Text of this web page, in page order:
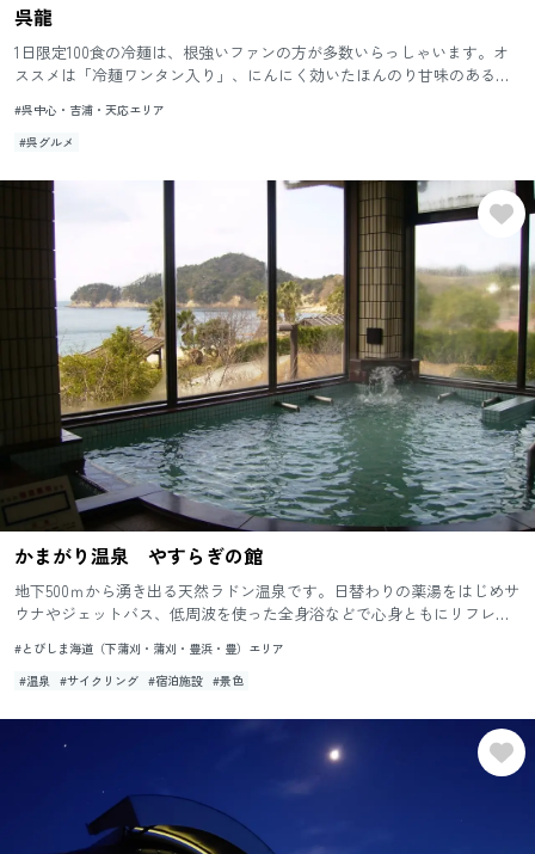
呉龍
1日限定100食の冷麺は、根強いファンの方が多数いらっしゃいます。オ
ススメは「冷麺ワンタン入り」、にんにく効いたほんのり甘味のあるワ
#呉中心・吉浦・天応エリア
#呉グルメ
かまがり温泉 やすらぎの館
地下500ｍから湧き出る天然ラドン温泉です。日替わりの薬湯をはじめサ
ウナやジェットバス、低周波を使った全身浴などで心身ともにリフレッ
#とびしま海道（下蒲刈・蒲刈・豊浜・豊）エリア
#温泉 #サイクリング #宿泊施設 #景色